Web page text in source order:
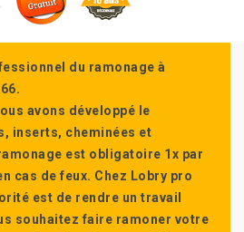
du ramonage à
avons développé le
inserts, cheminées et
est obligatoire 1x par
cas de feux. Chez Lobry pro
est de rendre un travail
souhaitez faire ramoner votre